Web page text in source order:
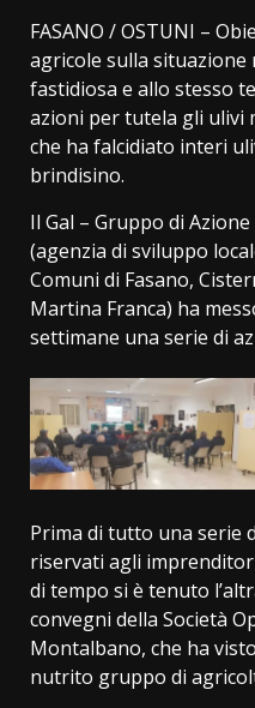
FASANO / OSTUNI –
agricole sulla situazione
fastidiosa e allo stesso
azioni per tutela gli ulivi
che ha falcidiato interi
brindisino.
Il Gal – Gruppo di Azione
(agenzia di sviluppo
Comuni di Fasano,
Martina Franca) ha
settimane una serie di
Prima di tutto una serie
riservati agli
di tempo si è tenuto
convegni della Società
Montalbano, che ha
nutrito gruppo di